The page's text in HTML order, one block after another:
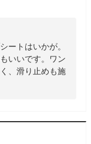
ートはいかが。
いいです。ワン
、滑り止めも施